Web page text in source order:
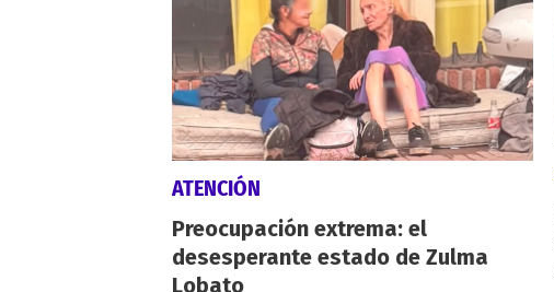
ATENCIÓN
Preocupación extrema: el
desesperante estado de Zulma
Lobato